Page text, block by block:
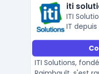
iti
ITI
IT depuis
ITI Solutions,